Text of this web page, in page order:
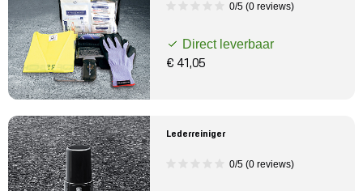
0/5 (0 reviews)
Direct leverbaar
€ 41,05
Lederreiniger
0/5 (0 reviews)